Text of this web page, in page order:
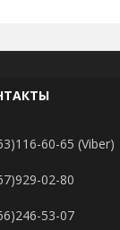
60-65 (Viber)
02-80
53-07